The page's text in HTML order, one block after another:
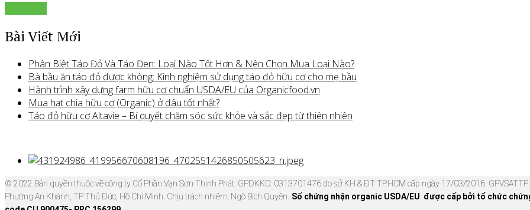
Bài Viết Mới
Phân Biệt Táo Đỏ Và Táo Đen: Loại Nào Tốt Hơn & Nên Chọn Mua Loại Nào?
Bà bầu ăn táo đỏ được không: Kinh nghiệm sử dụng táo đỏ hữu cơ cho mẹ bầu
Hành trình xây dựng farm hữu cơ chuẩn USDA/EU của Organicfood.vn
Mua hạt chia hữu cơ (Organic) ở đâu tốt nhất?
Táo đỏ hữu cơ Altavie – Bí quyết chăm sóc sức khỏe và sắc đẹp từ thiên nhiên
© 2022 Bản quyền thuộc về công ty Cổ Phần Vạn Sơn Thịnh Phát. GPDKKD: 0313701476 do sở KH & ĐT TP.HCM cấp ngày 17/03/2016.
Phường An Khánh, TP Thủ Đức, Hồ Chí Minh. Chịu trách nhiệm: Ngô Bích Quyên. Số chứng nhận organic USDA/EU được cấp bởi tổ chức